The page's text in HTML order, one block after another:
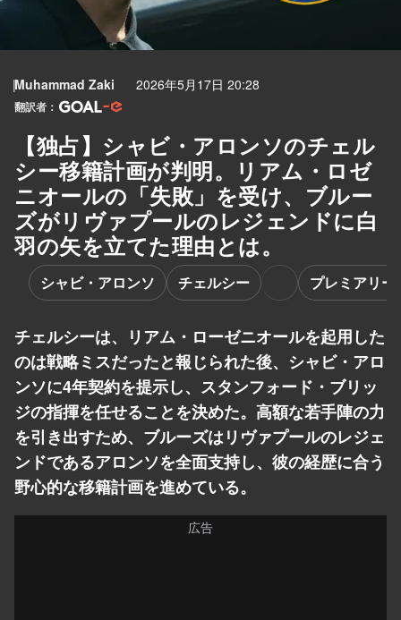
Muhammad Zaki 2026年5月17日 20:28
翻訳者：
【独占】シャビ・アロンソのチェル
シー移籍計画が判明。リアム・ロゼ
ニオールの「失敗」を受け、ブルー
ズがリヴァプールのレジェンドに白
羽の矢を立てた理由とは。
シャビ・アロンソ チェルシー プレミアリー
チェルシーは、リアム・ローゼニオールを起用した
のは戦略ミスだったと報じられた後、シャビ・アロ
ンソに4年契約を提示し、スタンフォード・ブリッ
ジの指揮を任せることを決めた。高額な若手陣の力
を引き出すため、ブルーズはリヴァプールのレジェ
ンドであるアロンソを全面支持し、彼の経歴に合う
野心的な移籍計画を進めている。